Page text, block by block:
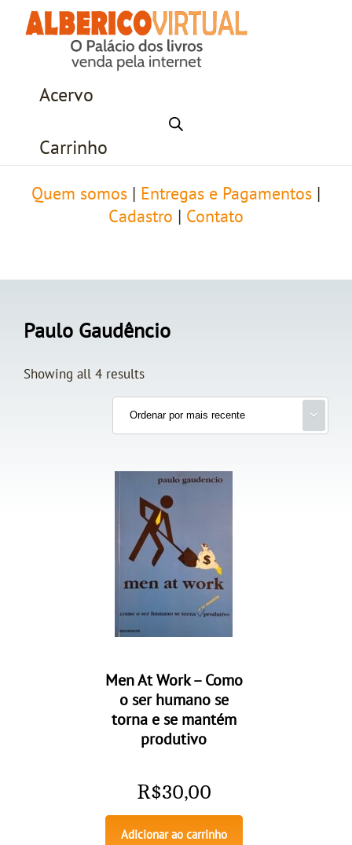
Acervo
Carrinho
Quem somos Entregas e Pagamentos
Cadastro
Contato
Paulo Gaudêncio
Showing all 4 results
Men At Work – Como
o ser humano se
torna e se mantém
produtivo
R$30,00
Adicionar ao carrinho